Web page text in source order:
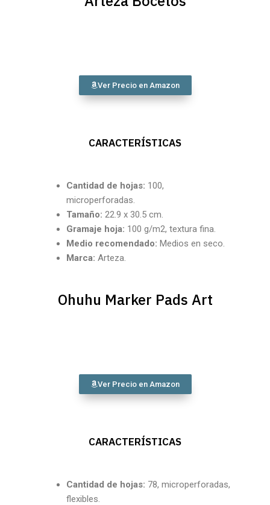
Ver Precio en Amazon
CARACTERÍSTICAS
Cantidad de hojas: 100,
microperforadas.
Tamaño: 22.9 x 30.5 cm.
Gramaje hoja: 100 g/m2, textura fina.
Medio recomendado: Medios en seco.
Marca: Arteza.
Ohuhu Marker Pads Art
Ver Precio en Amazon
CARACTERÍSTICAS
Cantidad de hojas: 78, microperforadas,
flexibles.